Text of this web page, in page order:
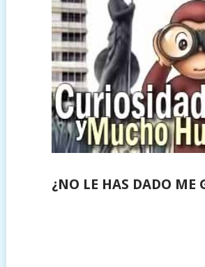
¿NO LE HAS DADO ME